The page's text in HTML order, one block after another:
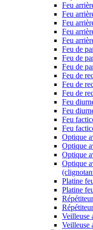
Feu
Feu
Feu
Feu
Feu
Feu de
Feu de
Feu de
Feu de
Feu de
Feu de
Feu
Feu
Feu
Feu
Optique
Optique
Optique
Optique
Platine
Platine
Veilleuse
Veilleuse